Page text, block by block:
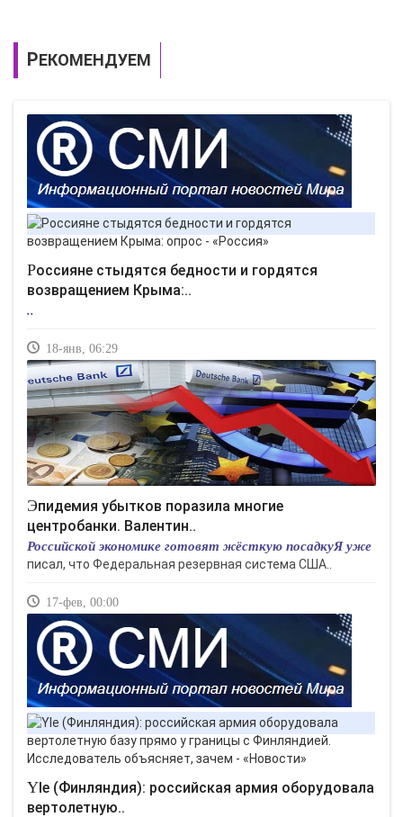
РЕКОМЕНДУЕМ
Россияне стыдятся бедности и гордятся
возвращением Крыма:..
..
18-янв, 06:29
Эпидемия убытков поразила многие
центробанки. Валентин..
Российской экономике готовят жёсткую посадкуЯ уже
писал, что Федеральная резервная система США..
17-фев, 00:00
Yle (Финляндия): российская армия оборудовала
вертолетную..